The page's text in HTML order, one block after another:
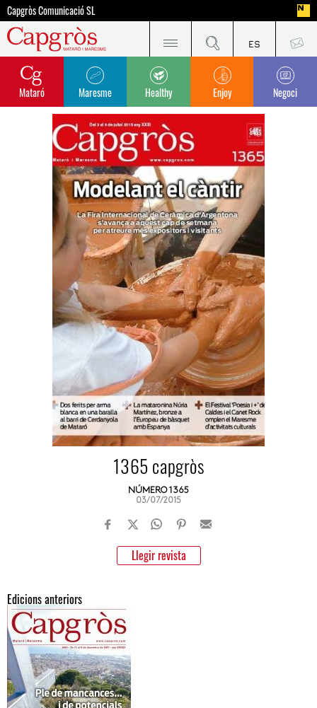
Capgròs Comunicació SL
Mataró Maresme Healthy Enjoy Negoci
1365 capgròs
NÚMERO 1365
03/07/2015
Llegir revista
Edicions anteriors